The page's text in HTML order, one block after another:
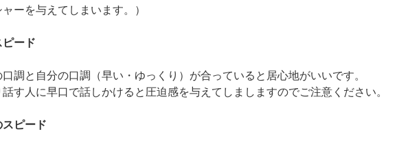
ーを与えてしまいます。）
ード
調と自分の口調（早い・ゆっくり）が合っていると居心地がいいです。
話す人に早口で話しかけると圧迫感を与えてしましますのでご注意ください。
ピード